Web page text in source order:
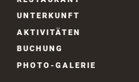
UNTER­KUNFT
AKTIVITÄTEN
BUCHUNG
PHOTO-GALERIE